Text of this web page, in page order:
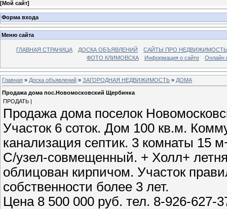
[Мой сайт]
Форма входа
Меню сайта
ГЛАВНАЯ СТРАНИЦА ДОСКА ОБЪЯВЛЕНИЙ
САЙТЫ ПРО
ФОТО КЛИМОВСКА
Информация о сайте Онлайн
Главная » Доска объявлений » ЗАГОРОДНАЯ НЕДВИЖИМОСТЬ » ДОМА
Продажа дома пос.Новомосковский Щербинка
ПРОДАТЬ |
Продажа дома поселок
Участок 6 соток. Дом 100 кв.м.
канализация септик. 3 комнаты 15
С/узел-совмещенный. + Холл+
облицован кирпичом. Участок
собственности более 3 лет.
Цена 8 500 000 руб. тел. 8-926-627-